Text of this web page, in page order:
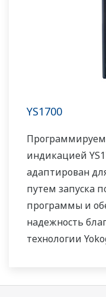
YS1700
индикацией
адаптирован
путем запуска
программы и
надежность
технологии